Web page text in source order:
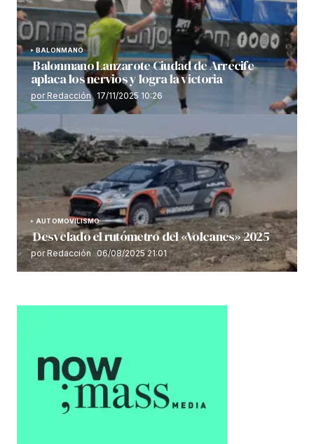
BALONMANO
Balonmano Lanzarote Ciudad de Arrecife
aplaca los nervios y logra la victoria
por Redacción 17/11/2025 10:26
AUTOMOVILISMO
Desvelado el rutómetro del «Volcanes» 2025
por Redacción 06/08/2025 21:01